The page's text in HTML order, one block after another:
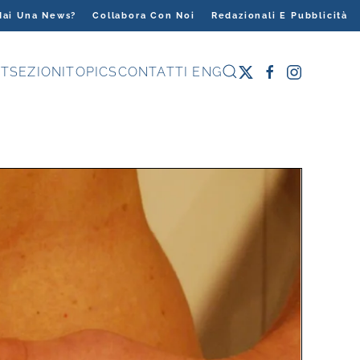
Una News? Collabora Con Noi Redazionali E Pubblicità
SEZIONITOPICSCONTATTI ENG